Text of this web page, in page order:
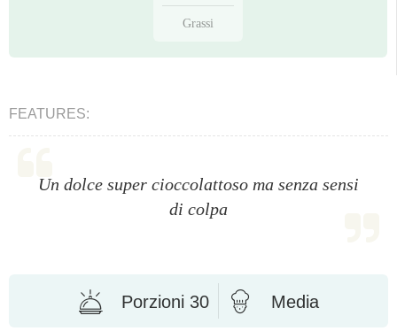
Grassi
FEATURES:
Un dolce super cioccolattoso ma senza sensi
di colpa
Porzioni 30 Media